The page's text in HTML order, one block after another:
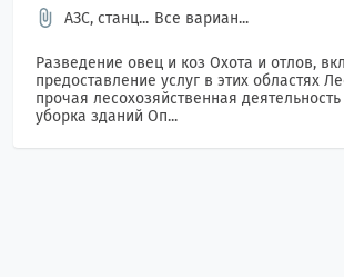
АЗС, станц... Все вариан...
Разведение овец и коз Охота и отлов,
предоставление услуг в этих областях
прочая лесохозяйственная
уборка зданий Оп...